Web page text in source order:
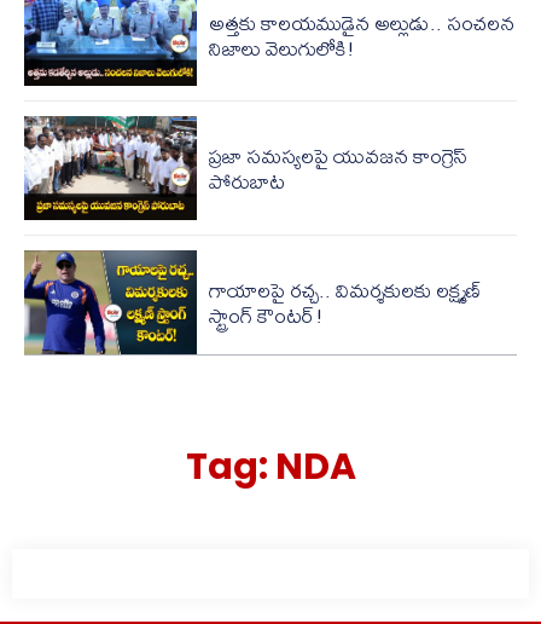
అత్తకు కాలయముడైన అల్లుడు.. సంచలన
నిజాలు వెలుగులోకి!
ప్రజా సమస్యలపై యువజన కాంగ్రెస్
పోరుబాట
గాయాలపై రచ్చ.. విమర్శకులకు లక్ష్మణ్
స్ట్రాంగ్ కౌంటర్!
Tag: NDA